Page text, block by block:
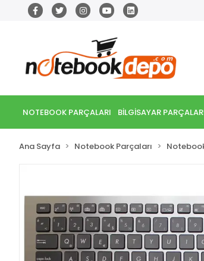
NOTEBOOK PARÇALARI BİLGİSAYAR
Ana Sayfa Notebook Parçaları